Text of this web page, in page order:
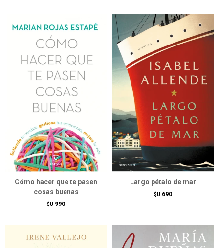
Cómo hacer que te pasen
cosas buenas
$U 990
Largo pétalo de mar
$U 690